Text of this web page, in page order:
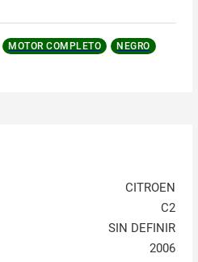
MOTOR COMPLETO
NEGRO
CITROEN
C2
SIN DEFINIR
2006